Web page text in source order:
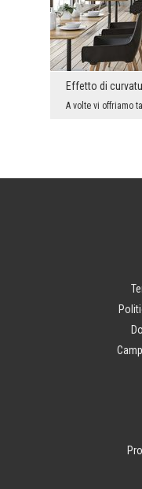
Effetto di